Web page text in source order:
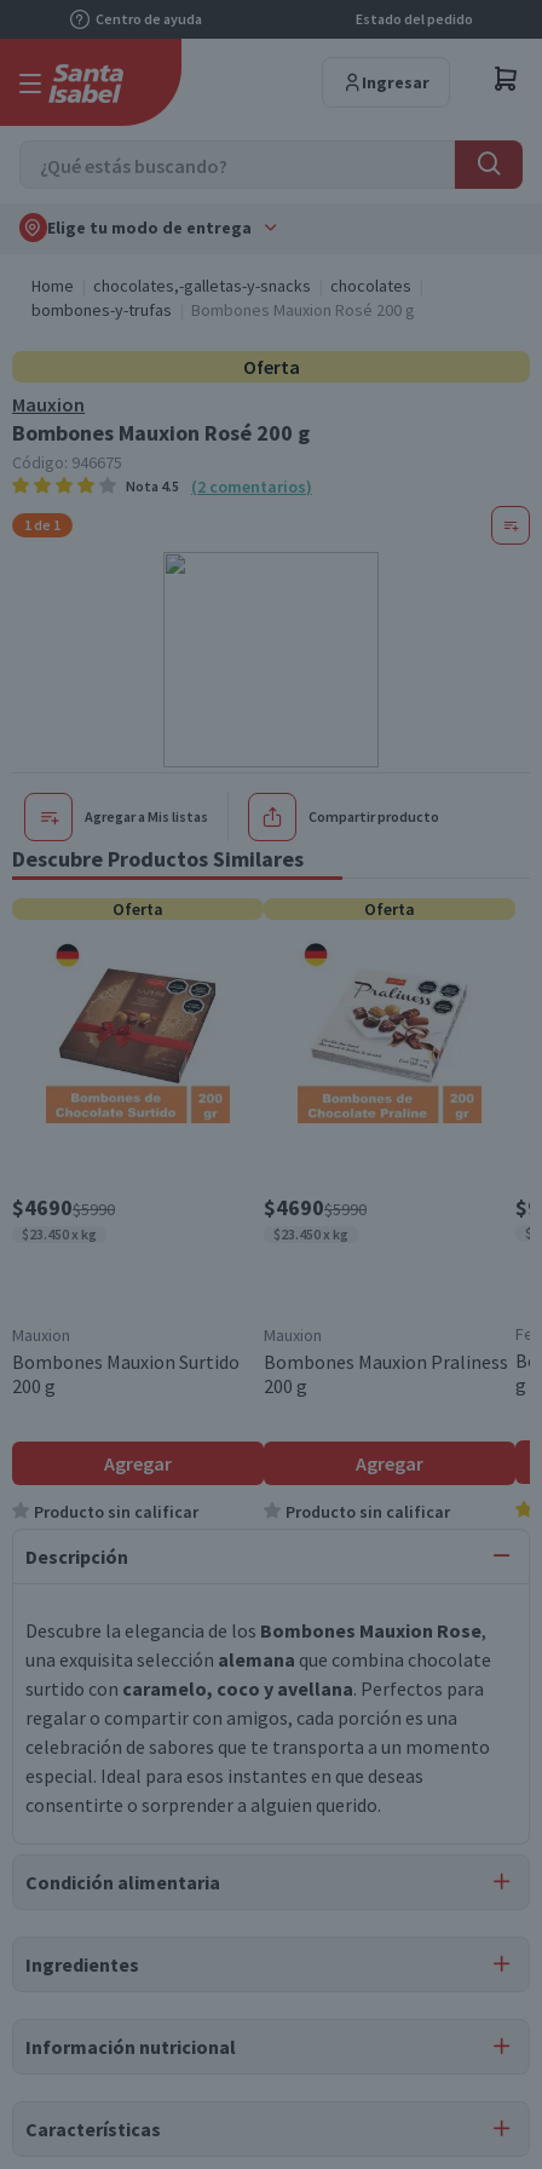
Centro de ayuda Estado del pedido
Ingresar
Elige tu modo de entrega
Home chocolates,-galletas-y-snacks
chocolates
bombones-y-trufas
Bombones Mauxion Rosé 200 g
Oferta
Mauxion
Bombones Mauxion Rosé 200 g
Código: 946675
Nota 4.5 (2 comentarios)
1 de 1
Agregar a Mis listas Compartir producto
Descubre Productos Similares
Oferta
$4690$5990
$23.450 x kg
Mauxion
Bombones Mauxion Surtido
200 g
Agregar
Producto sin calificar
Oferta
$4690$5990
$23.450 x kg
Mauxion
Bombones Mauxion Praliness
200 g
Agregar
Producto sin calificar
g
Descripción
Descubre la elegancia de los Bombones Mauxion Rose,
una exquisita selección alemana que combina chocolate
surtido con caramelo, coco y avellana. Perfectos para
regalar o compartir con amigos, cada porción es una
celebración de sabores que te transporta a un momento
especial. Ideal para esos instantes en que deseas
consentirte o sorprender a alguien querido.
Condición alimentaria
Ingredientes
polvo, Lactosa, Suero de leche dulce en polvo (leche), Cacao
Información nutricional
Características